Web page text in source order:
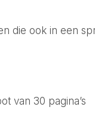
die ook in een
van 30 pagina’s